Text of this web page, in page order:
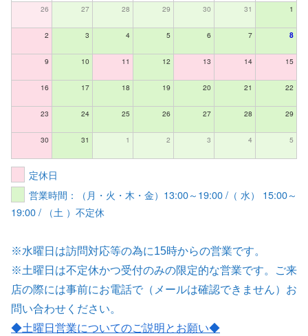
26 27 28 29 30 31 1
2 3 4 5 6 7 8
9 10 11 12 13 14 15
16 17 18 19 20 21 22
23 24 25 26 27 28 29
30 31 1 2 3 4 5
定休日
営業時間：（月・火・木・金）13:00～19:00 /（ 水） 15:00～
19:00 / （土 ）不定休
※水曜日は訪問対応等の為に15時からの営業です。
※土曜日は不定休かつ受付のみの限定的な営業です。ご来
店の際には事前にお電話で（メールは確認できません）お
問い合わせください。
◆土曜日営業についてのご説明とお願い◆